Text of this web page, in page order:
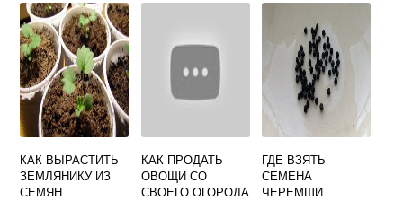
КАК ВЫРАСТИТЬ
ЗЕМЛЯНИКУ ИЗ
СЕМЯН
КАК ПРОДАТЬ
ОВОЩИ СО
СВОЕГО ОГОРОДА
ГДЕ ВЗЯТЬ
СЕМЕНА
ЧЕРЕМШИ